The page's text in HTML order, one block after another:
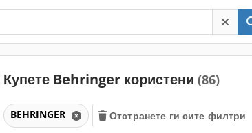
Купете Behringer користени (86)
BEHRINGER Отстранете ги сите филтри